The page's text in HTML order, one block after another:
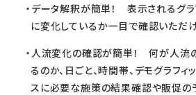
データ解釈が簡単！ 表示されるグ
に変化しているか一目で確認いただけ
人流変化の確認が簡単！ 何が人流
るのか、日ごと、時間帯、デモグラフ
スに必要な施策の結果確認や販促の